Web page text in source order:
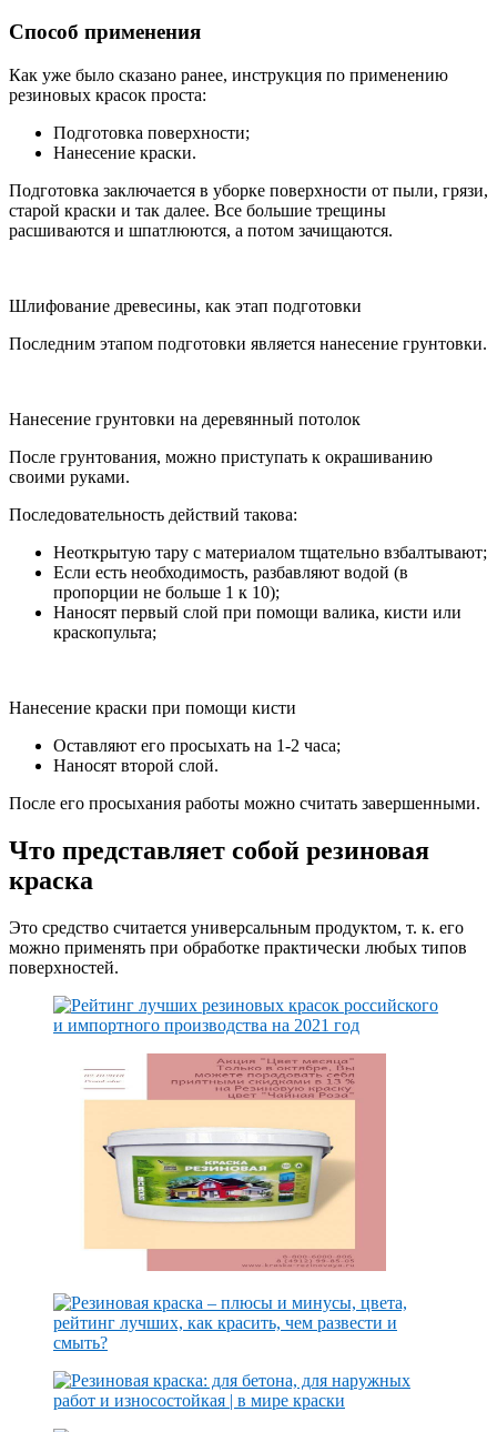
Способ применения
Как уже было сказано ранее, инструкция по применению
резиновых красок проста:
Подготовка поверхности;
Нанесение краски.
Подготовка заключается в уборке поверхности от пыли, грязи,
старой краски и так далее. Все большие трещины
расшиваются и шпатлюются, а потом зачищаются.
Шлифование древесины, как этап подготовки
Последним этапом подготовки является нанесение грунтовки.
Нанесение грунтовки на деревянный потолок
После грунтования, можно приступать к окрашиванию
своими руками.
Последовательность действий такова:
Неоткрытую тару с материалом тщательно взбалтывают;
Если есть необходимость, разбавляют водой (в
пропорции не больше 1 к 10);
Наносят первый слой при помощи валика, кисти или
краскопульта;
Нанесение краски при помощи кисти
Оставляют его просыхать на 1-2 часа;
Наносят второй слой.
После его просыхания работы можно считать завершенными.
Что представляет собой резиновая
краска
Это средство считается универсальным продуктом, т. к. его
можно применять при обработке практически любых типов
поверхностей.